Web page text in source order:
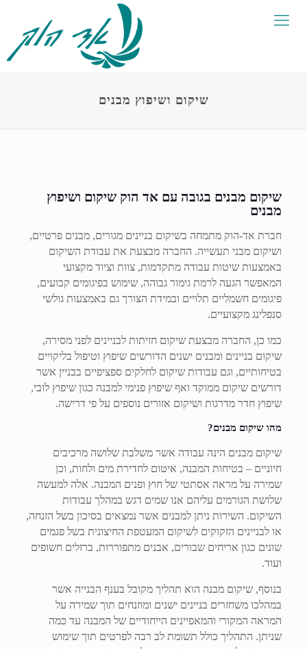
שיקום ושיפוץ מבנים
שיקום מבנים בגובה עם אד הוק שיקום ושיפוץ
מבנים
חברת אד-הוק מתמחה בשיקום בניינים מגורים, מבנים פרטיים,
ושיקום מבני תעשייה. החברה מבצעת את עבודת השיקום
באמצעות שיטות עבודה מתקדמות, צוות וציוד מקצועי
המאפשר הגעה לרמת גימור גבוהה, שימוש בפיגומים קבועים,
פיגומים חשמליים תלויים ובמידת הצורך גם באמצעות גולשי
סנפלינג מקצועיים.
כמו כן, החברה מבצעת שיקום חזיתות לבניינים לפני מסירה,
שיקום בניינים ומבנים ישנים הדורשים שיפוץ וטיפול בליקויים
בטיחותיים, וגם עבודות שיקום לחלקים ספציפיים בבניין אשר
דורשים שיקום ממוקד ואף שיפוץ פנימי למבנה כגון שיפוץ לובי,
שיפוץ חדר מדרגות ושיקום אזורים נוספים על פי דרישה.
מהו שיקום מבנים?
שיקום מבנים הינה עבודה אשר משלבת שלושה מרכיבים
חיוניים – בטיחות המבנה, איטום לחדירת מים ולחות, וכן
שמירה על מראה אסתטי של חוץ ופנים המבנה. אלה למעשה
שלושת הגורמים עליהם אנו שמים דגש במהלך עבודות
השיקום. השירות ניתן למבנים אשר נמצאים בסיכון בשל הזנחה,
או לבניינים הזקוקים לשיקום המעטפת החיצונית בשל פגמים
שונים כגון אריחים שבורים, אבנים מתפוררות, ברזלים חשופים
ועוד.
בנוסף, שיקום מבנה הוא תהליך מקובל בענף הבנייה אשר
במהלכו משחזרים בניינים ישנים ומוזנחים תוך שמירה על
המראה המקורי והמאפיינים הייחודיים של המבנה עד כמה
שניתן. התהליך כולל תשומת לב רבה לפרטים תוך שימוש